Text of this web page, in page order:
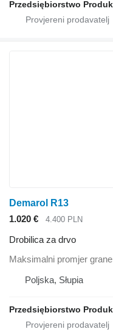
Demarol R13
1.020 €
4.400 PLN
Drobilica za drvo
Maksimalni promjer grane
Poljska, Słupia